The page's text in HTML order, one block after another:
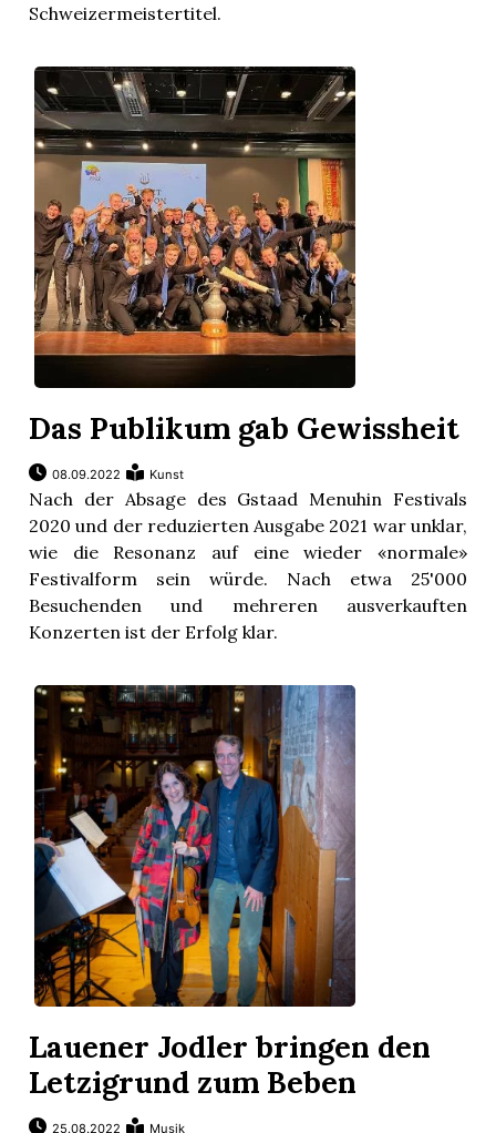
Schweizermeistertitel.
Das Publikum gab Gewissheit
08.09.2022 Kunst
Nach der Absage des Gstaad Menuhin Festivals
2020 und der reduzierten Ausgabe 2021 war unklar,
wie die Resonanz auf eine wieder «normale»
Festivalform sein würde. Nach etwa 25'000
Besuchenden und mehreren ausverkauften
Konzerten ist der Erfolg klar.
Lauener Jodler bringen den
Letzigrund zum Beben
25.08.2022 Musik